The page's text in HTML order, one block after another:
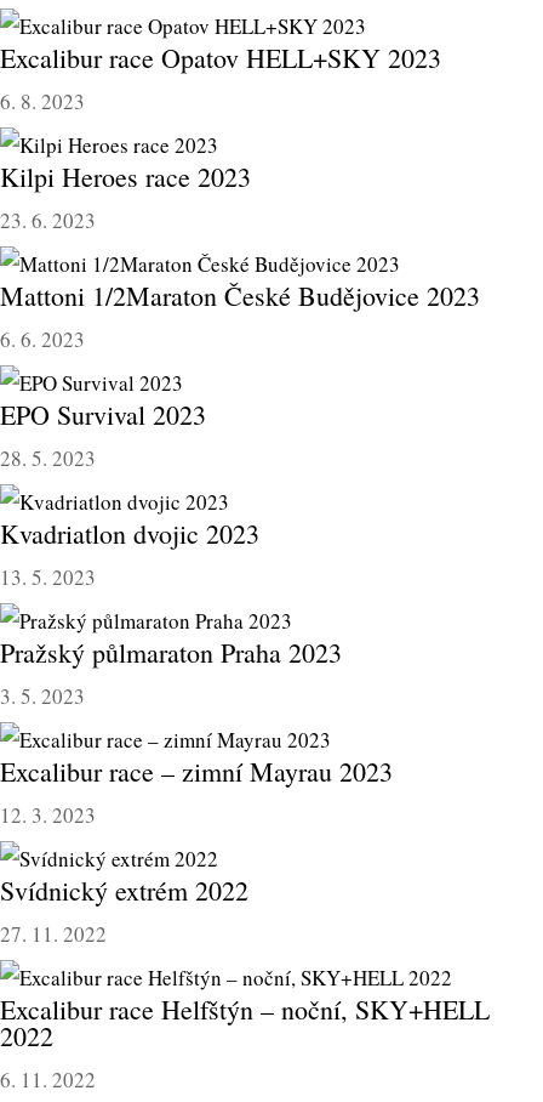
Excalibur race Opatov HELL+SKY 2023
6. 8. 2023
Kilpi Heroes race 2023
23. 6. 2023
Mattoni 1/2Maraton České Budějovice 2023
6. 6. 2023
EPO Survival 2023
28. 5. 2023
Kvadriatlon dvojic 2023
13. 5. 2023
Pražský půlmaraton Praha 2023
3. 5. 2023
Excalibur race – zimní Mayrau 2023
12. 3. 2023
Svídnický extrém 2022
27. 11. 2022
Excalibur race Helfštýn – noční, SKY+HELL
2022
6. 11. 2022